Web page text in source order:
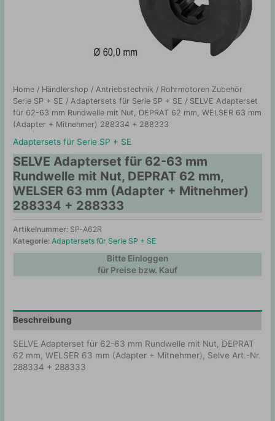
Home / Händlershop /Antriebstechnik / Rohrmotoren Zubehör
Serie SP + SE /Adaptersets für Serie SP + SE / SELVE Adapterset
für 62-63 mm Rundwelle mit Nut, DEPRAT 62 mm, WELSER 63 mm
(Adapter + Mitnehmer) 288334 + 288333
Adaptersets für Serie SP + SE
SELVE Adapterset für 62-63 mm
Rundwelle mit Nut, DEPRAT 62 mm,
WELSER 63 mm (Adapter + Mitnehmer)
288334 + 288333
Artikelnummer: SP-A62R
Kategorie:Adaptersets für Serie SP + SE
Bitte Einloggen
für Preise bzw. Kauf
Beschreibung
SELVE Adapterset für 62-63 mm Rundwelle mit Nut, DEPRAT
62 mm, WELSER 63 mm (Adapter + Mitnehmer), Selve Art.-Nr.
288334 + 288333